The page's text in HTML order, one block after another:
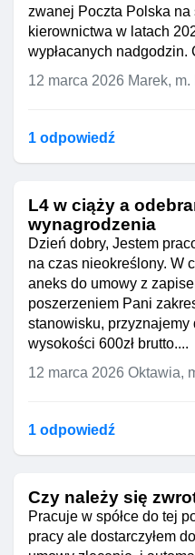
zwanej Poczta Polska
kierownictwa w latach
wypłacanych nadgodzin.
12 marca 2026 Marek,
1 odpowiedź
L4 w ciąży a
wynagrodzenia
Dzień dobry, Jestem
na czas nieokreślony. W
aneks do umowy z
poszerzeniem Pani
stanowisku, przyznajemy
wysokości 600zł brutto....
12 marca 2026 Oktawia,
1 odpowiedź
Czy należy się
Pracuje w spółce do tej
pracy ale dostarczyłem